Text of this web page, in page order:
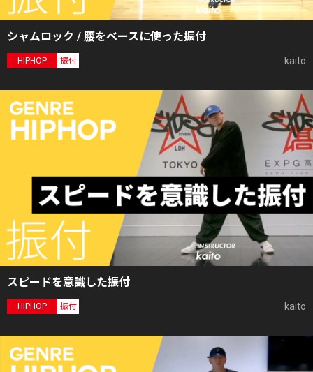
シャムロック / 腰をベースに使った振付
HIPHOP 振付 kaito
スピードを意識した振付
HIPHOP 振付 kaito